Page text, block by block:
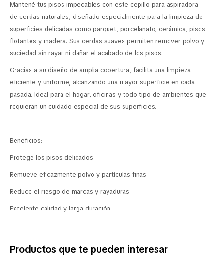
Mantené tus pisos impecables con este cepillo para aspiradora
de cerdas naturales, diseñado especialmente para la limpieza de
superficies delicadas como parquet, porcelanato, cerámica, pisos
flotantes y madera. Sus cerdas suaves permiten remover polvo y
suciedad sin rayar ni dañar el acabado de los pisos.
Gracias a su diseño de amplia cobertura, facilita una limpieza
eficiente y uniforme, alcanzando una mayor superficie en cada
pasada. Ideal para el hogar, oficinas y todo tipo de ambientes que
requieran un cuidado especial de sus superficies.
Beneficios:
Protege los pisos delicados
Remueve eficazmente polvo y partículas finas
Reduce el riesgo de marcas y rayaduras
Excelente calidad y larga duración
Productos que te pueden interesar